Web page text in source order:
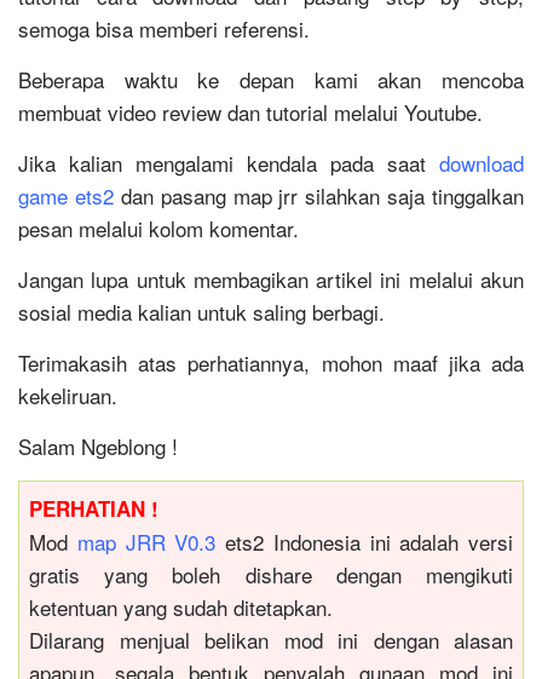
semoga bisa memberi referensi.
Beberapa waktu ke depan kami akan mencoba
membuat video review dan tutorial melalui Youtube.
Jika kalian mengalami kendala pada saat download
game ets2dan pasang map jrr silahkan saja tinggalkan
pesan melalui kolom komentar.
Jangan lupa untuk membagikan artikel ini melalui akun
sosial media kalian untuk saling berbagi.
Terimakasih atas perhatiannya, mohon maaf jika ada
kekeliruan.
Salam Ngeblong !
PERHATIAN !
Mod map JRR V0.3 ets2 Indonesia ini adalah versi
gratis yang boleh dishare dengan mengikuti
ketentuan yang sudah ditetapkan.
Dilarang menjual belikan mod ini dengan alasan
apapun, segala bentuk penyalah gunaan mod ini